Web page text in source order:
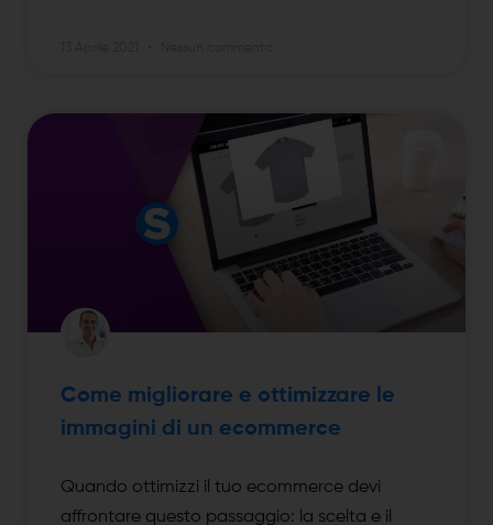
Come migliorare e ottimizzare le
immagini di un ecommerce
Quando ottimizzi il tuo ecommerce devi
affrontare questo passaggio: la scelta e il